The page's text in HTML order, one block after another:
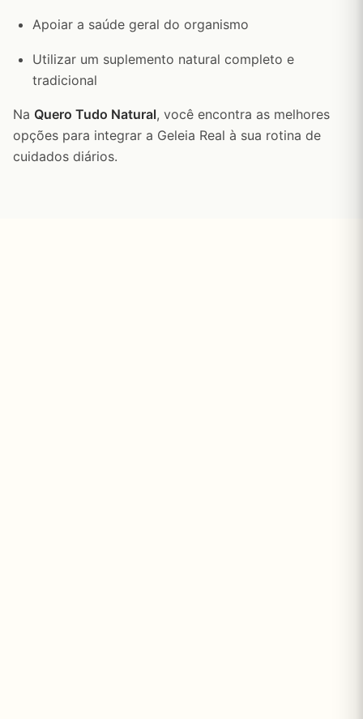
Apoiar a saúde geral do organismo
Utilizar um suplemento natural completo e
tradicional
Na Quero Tudo Natural, você encontra as melhores
opções para integrar a Geleia Real à sua rotina de
cuidados diários.